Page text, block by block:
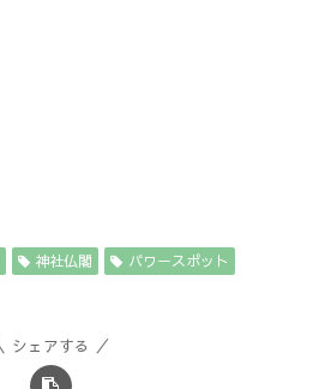
神社仏閣
パワースポット
シェアする